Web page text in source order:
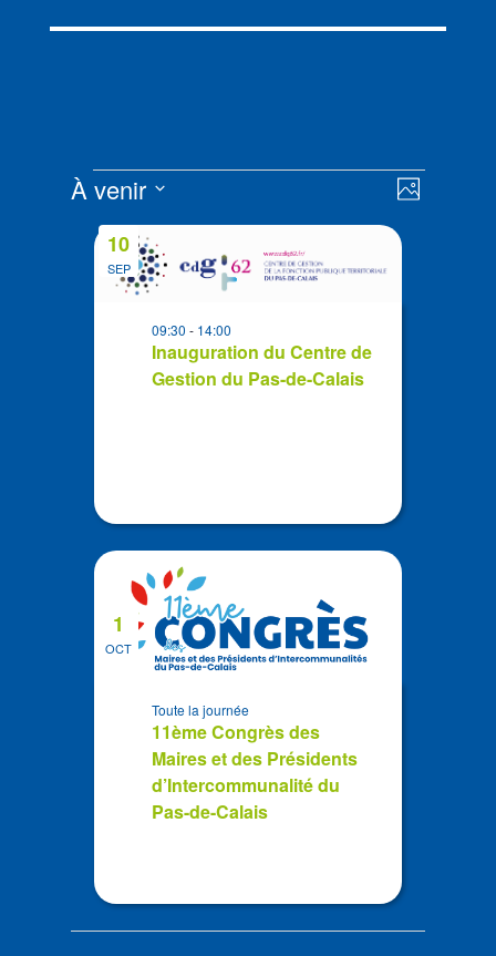
Évènements de
Photo
À venir
List
events
SEP
10
Inauguration du Centre de
Gestion du Pas-de-Calais
09:30- 14:00
OCT
1
11ème Congrès des
Maires et des Présidents
d’Intercommunalité du
Pas-de-Calais
Toute la journée